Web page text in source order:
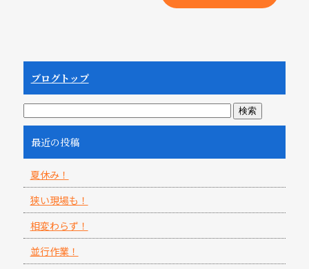
ブログトップ
最近の投稿
夏休み！
狭い現場も！
相変わらず！
並行作業！